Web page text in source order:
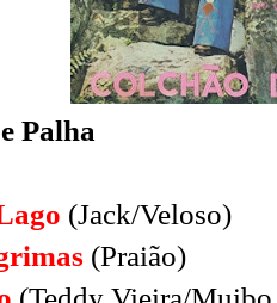
Palha
(Jack/Veloso)
(Praião)